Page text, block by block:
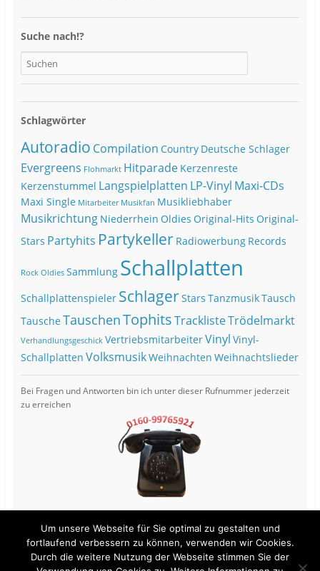
Suche nach!?
Schlagwörter
Autoradio Compilation Country Deutsche Schlager
Evergreens Flohmarkt Hitparade Kerzenreste
Kerzenstummel Langspielplatten LP-Vinyl Maxi-CDs
Maxi Single Mitarbeiter Musikfan Musikliebhaber
Musikrichtung Niederrhein Oldies Original-Hits Original-
Stars Partyhits Partykeller Radiowerbung Records
Rock Oldies Sammlung Schallplatten
Schallplattenspieler SchlagerStars TanzmusikTausch
TauscheTauschenTophitsTracklisteTrödelmarkt
Verhandlungsgeschick VertriebsmitarbeiterVinyl Vinyl-
Schallplatten VolksmusikWeihnachten Weihnachtslieder
Bei Fragen und Antworten bin ich unter dieser Rufnummer jederzeit
zu erreichen
Um unsere Webseite für Sie optimal zu gestalten und
fortlaufend verbessern zu können, verwenden wir Cookies.
Durch die weitere Nutzung der Webseite stimmen Sie der